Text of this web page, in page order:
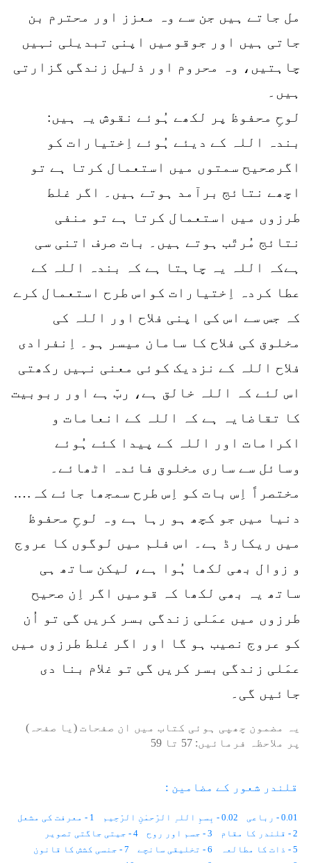
مل جاتے ہیں جن سے وہ معزز اور محترم بن
جاتی ہیں اور جوقومیں اپنی تبدیلی نہیں
چاہتیں، وہ محروم اور ذلیل زندگی گزارتی
ہیں۔
لوحِ محفوظ پر لکھے ہُوئے نقوش یہ ہیں:
بندہ اللہ کے دیئے ہُوئے اِختیارات کو
اگرصحیح سمتوں میں استعمال کرتا ہے تو
اچھے نتائج برآمد ہوتے ہیں۔ اگر غلط
طرزوں میں استعمال کرتا ہے تو منفی
نتائج مُرتّب ہوتے ہیں۔ بات صرف اتنی سی
ہےکہ اللہ یہ چاہتا ہے کہ بندہ اللہ کے
عطا کردہ اِختیارات کواس طرح استعمال کرے
کہ جس سے اس کی اپنی فلاح اور اللہ کی
مخلوق کی فلاح کا سامان میسر ہو۔ اِنفرادی
فلاح اللہ کے نزدیک کوئی معنی نہیں رکھتی
اس لئے کہ اللہ خالق ہے، ربّ ہے اور ربوبیت
کا تقاضایہ ہے کہ اللہ کے انعامات و
اکرامات اور اللہ کے پیدا کئے ہُوئے
وسائل سے ساری مخلوق فائدہ اٹھائے۔
مختصراً اِس بات کو اِس طرح سمجھا جائے کہ….
دنیا میں جو کچھ ہو رہا ہے وہ لوحِ محفوظ
میں ریکارڈ ہے۔ اس فلم میں لوگوں کا عروج
و زوال بھی لکھا ہُوا ہے، لیکن ساتھ ہی
ساتھ یہ بھی لکھا کہ قومیں اگر اِن صحیح
طرزوں میں عمَلی زندگی بسر کریں گی تو اُن
کو عروج نصیب ہو گا اور اگر غلط طرزوں میں
عمَلی زندگی بسر کریں گی تو غلام بنا دی
جائیں گی۔
یہ مضمون چھپی ہوئی کتاب میں ان صفحات (یا صفحہ)
پر ملاحظہ فرمائیں: 57 تا 59
قلندر شعور کے مضامین :
0.01 - رباعی 0.02 - بِسمِ اللہِ الرّحمٰنِ الرّحِیم
1 - معرفت کی مشعل
2 - قلندر کا مقام
3 - جسم اور روح
4 - جیتی جاگتی تصویر
5 - ذات کا مطالعہ
6 - تخلیقی سانچے
7 - جنسی کشش کا قانون